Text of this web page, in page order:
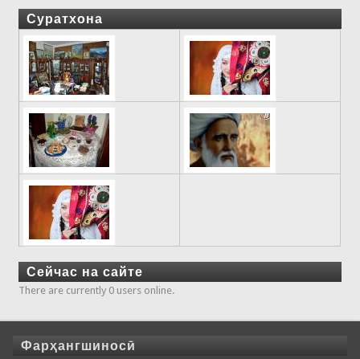
Суратхона
Сейчас на сайте
There are currently 0 users online.
Фарҳангшиносӣ